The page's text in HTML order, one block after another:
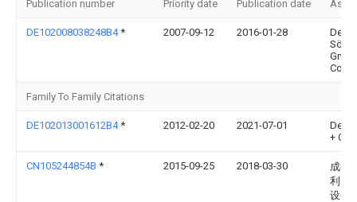
Publication number Priority date Publication date
DE102008038248B4* 2007-09-12 2016-01-28
Dehn
Co.
Family To Family Citations
DE102013001612B4* 2012-02-20 2021-07-01
Dehn
+ Co
CN105244854B * 2015-09-25 2018-03-30
成都
利自
设备